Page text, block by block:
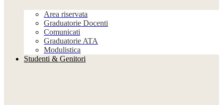
Area riservata
Graduatorie Docenti
Comunicati
Graduatorie ATA
Modulistica
Studenti & Genitori